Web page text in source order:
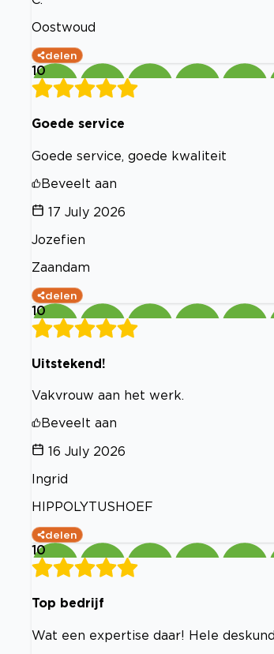
Oostwoud
delen
10
Goede service
Goede service, goede kwaliteit
Beveelt aan
17 July 2026
Jozefien
Zaandam
delen
10
Uitstekend!
Vakvrouw aan het werk.
Beveelt aan
16 July 2026
Ingrid
HIPPOLYTUSHOEF
delen
10
Top bedrijf
Wat een expertise daar! Hele